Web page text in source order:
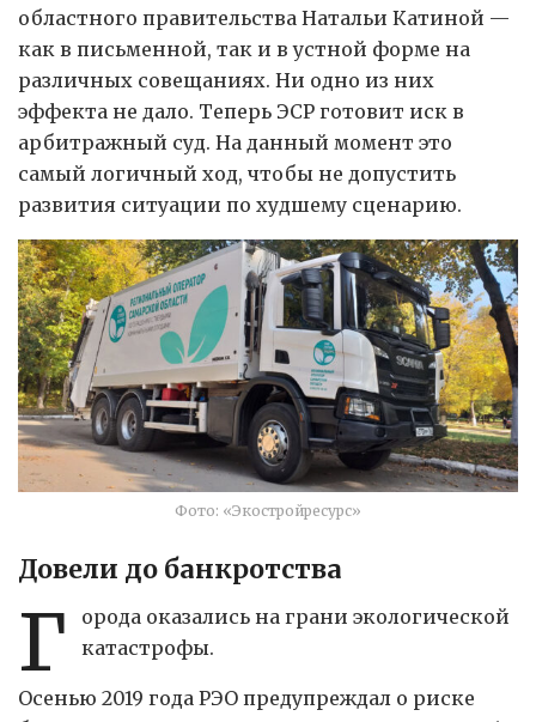
областного правительства Натальи Катиной —
как в письменной, так и в устной форме на
различных совещаниях. Ни одно из них
эффекта не дало. Теперь ЭСР готовит иск в
арбитражный суд. На данный момент это
самый логичный ход, чтобы не допустить
развития ситуации по худшему сценарию.
Фото: «Экостройресурс»
Довели до банкротства
Г
орода оказались на грани экологической
катастрофы.
Осенью 2019 года РЭО предупреждал о риске